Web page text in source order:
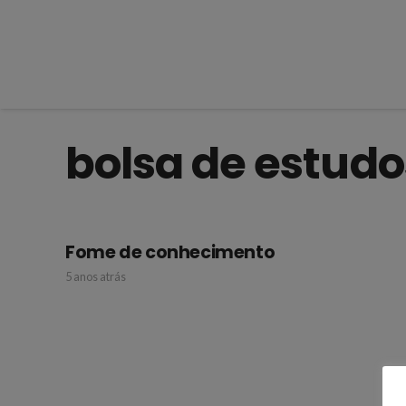
bolsa de
Fome de conhecimento
5 anos atrás